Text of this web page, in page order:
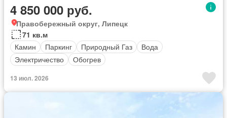
4 850 000 руб.
Правобережный округ, Липецк
71 кв.м
Камин
Паркинг Природный Газ
Вода
Электричество
Обогрев
13 июл. 2026